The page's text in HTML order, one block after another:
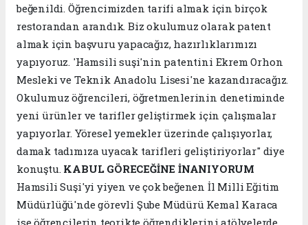
beğenildi. Öğrencimizden tarifi almak için birçok
restorandan arandık. Biz okulumuz olarak patent
almak için başvuru yapacağız, hazırlıklarımızı
yapıyoruz. 'Hamsili suşi'nin patentini Ekrem Orhon
Mesleki ve Teknik Anadolu Lisesi'ne kazandıracağız.
Okulumuz öğrencileri, öğretmenlerinin denetiminde
yeni ürünler ve tarifler geliştirmek için çalışmalar
yapıyorlar. Yöresel yemekler üzerinde çalışıyorlar,
damak tadımıza uyacak tarifleri geliştiriyorlar" diye
konuştu. KABUL GÖRECEĞİNE İNANIYORUM
Hamsili Suşi'yi yiyen ve çok beğenen İl Milli Eğitim
Müdürlüğü'nde görevli Şube Müdürü Kemal Karaca
ise öğrencilerin teorikte öğrendiklerini atölyelerde